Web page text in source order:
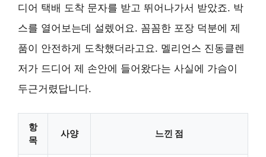
디어 택배 도착 문자를 받고 뛰어나가서 받았죠. 박
스를 열어보는데 설렜어요. 꼼꼼한 포장 덕분에 제
품이 안전하게 도착했더라고요. 멜리언스 진동클렌
저가 드디어 제 손안에 들어왔다는 사실에 가슴이
두근거렸답니다.
항
목
사양 느낀 점